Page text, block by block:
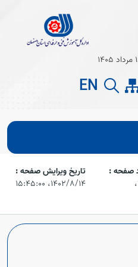
EN
صفحه :
۱۴۰۱/۸/۳۰،‏
تاریخ ویرایش صفحه :
۱۴۰۲/۸/۱۴،‏ ۱۵:۴۵:۰۰